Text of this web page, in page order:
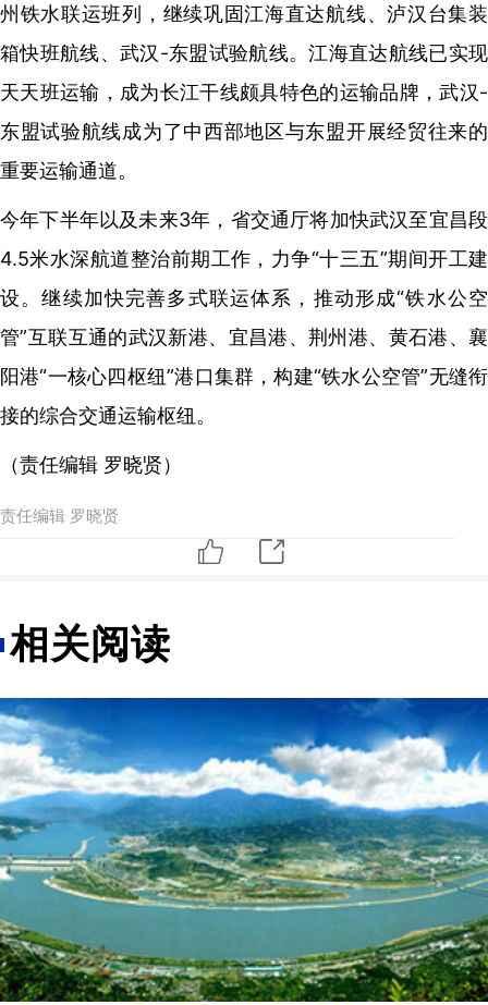
州铁水联运班列，继续巩固江海直达航线、泸汉台集装
箱快班航线、武汉-东盟试验航线。江海直达航线已实现
天天班运输，成为长江干线颇具特色的运输品牌，武汉-
东盟试验航线成为了中西部地区与东盟开展经贸往来的
重要运输通道。
今年下半年以及未来3年，省交通厅将加快武汉至宜昌段
4.5米水深航道整治前期工作，力争“十三五”期间开工建
设。继续加快完善多式联运体系，推动形成“铁水公空
管”互联互通的武汉新港、宜昌港、荆州港、黄石港、襄
阳港“一核心四枢纽”港口集群，构建“铁水公空管”无缝衔
接的综合交通运输枢纽。
（责任编辑 罗晓贤）
责任编辑 罗晓贤
相关阅读